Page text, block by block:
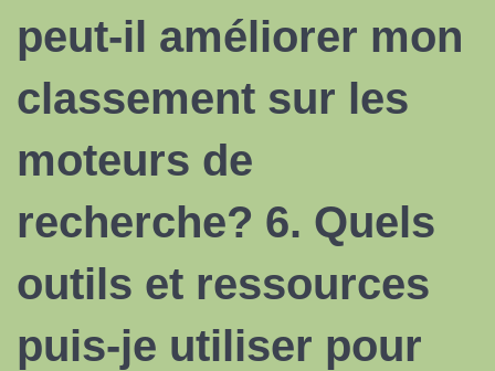
peut-il améliorer mon
classement sur les
moteurs de
recherche? 6. Quels
outils et ressources
puis-je utiliser pour